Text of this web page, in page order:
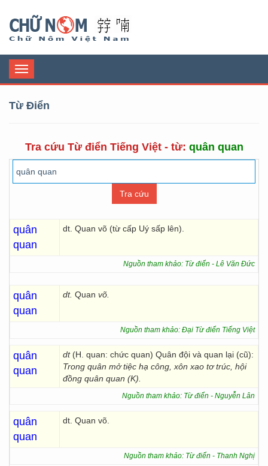
Toggle
navigation
Từ Điển
Tra cứu Từ điển Tiếng Việt - từ: quân quan
quân
quan
dt. Quan võ (từ cấp Uý sấp lên).
Nguồn tham khảo: Từ điển - Lê Văn Đức
quân
quan
dt. Quan võ.
Nguồn tham khảo: Đại Từ điển Tiếng Việt
quân
quan
dt (H. quan: chức quan) Quân đội và quan lại (cũ):
Trong quân mở tiệc hạ công, xôn xao tơ trúc, hội
đồng quân quan (K).
Nguồn tham khảo: Từ điển - Nguyễn Lân
quân
quan
dt. Quan võ.
Nguồn tham khảo: Từ điển - Thanh Nghị